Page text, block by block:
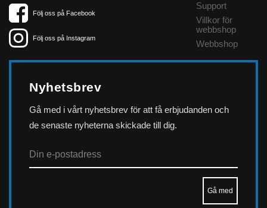
Support
Villkor för
webbshop
Webbshop
Följ oss på Facebook
Följ oss på Instagram
Nyhetsbrev
Gå med i vårt nyhetsbrev för att få erbjudanden och
de senaste nyheterna skickade till dig.